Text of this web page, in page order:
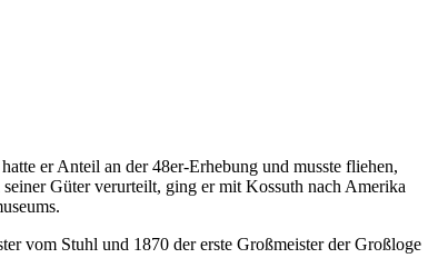
er Anteil an der 48er-Erhebung und musste fliehen,
Güter verurteilt, ging er mit Kossuth nach Amerika
vom Stuhl und 1870 der erste Großmeister der Großloge